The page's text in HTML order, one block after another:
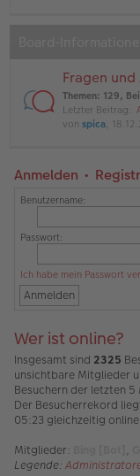
Fragen und
Themen: 129,
Letzter Beitrag:
von spica,
Anmelden •
Benutzername:
Passwort:
Ich habe mein Passwort
Wer ist online?
Insgesamt sind 2325
unsichtbare Mitglieder
Besuchern der letzten 5
Der Besucherrekord
05:23 gleichzeitig
Mitglieder:
,
Legende: